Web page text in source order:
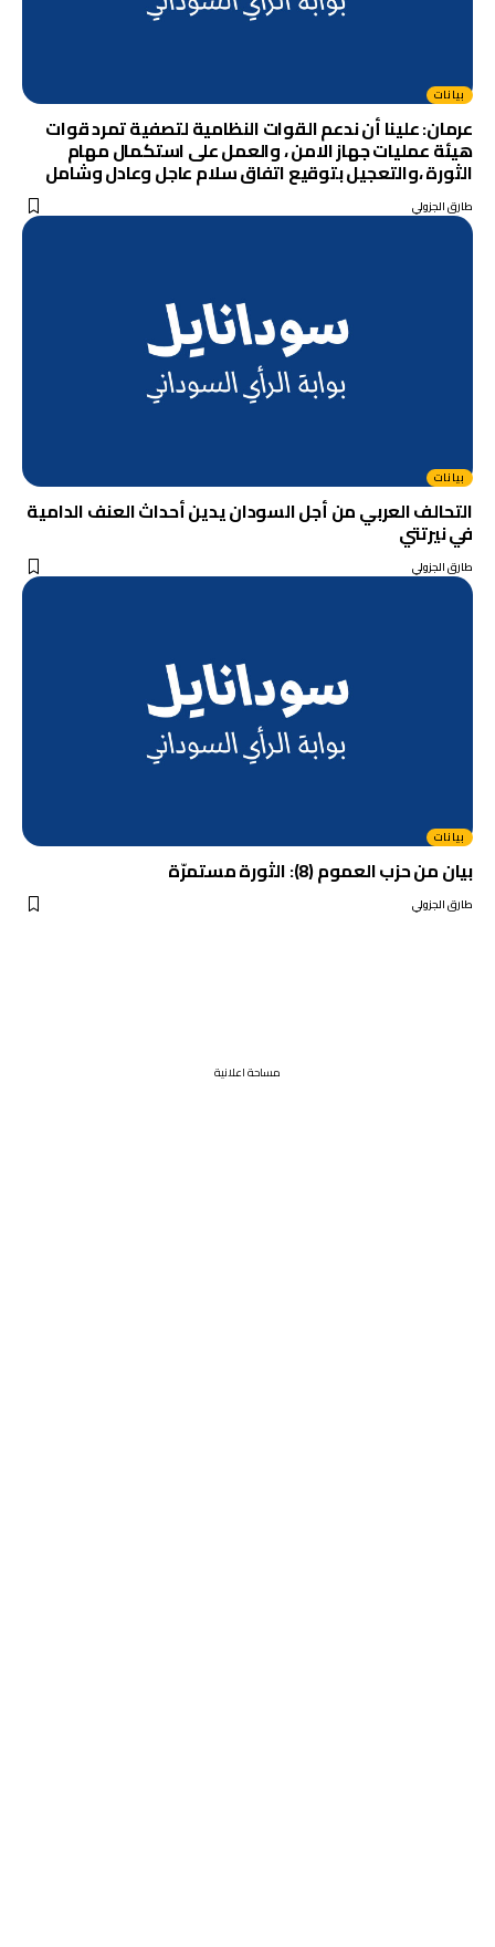
بيانات
عرمان: علينا أن ندعم القوات النظامية لتصفية تمرد قوات
هيئة عمليات جهاز الامن ، والعمل على استكمال مهام
الثورة ،والتعجيل بتوقيع اتفاق سلام عاجل وعادل وشامل
طارق الجزولي
بيانات
التحالف العربي من أجل السودان يدين أحداث العنف الدامية
في نيرتتي
طارق الجزولي
بيانات
بيان من حزب العموم (8): الثورة مستمرّة
طارق الجزولي
مساحة اعلانية